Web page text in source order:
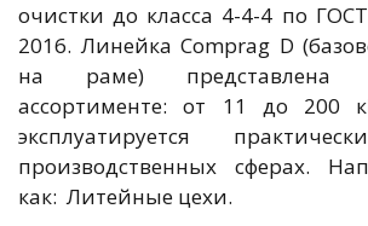
очистки до класса 4-4-4 по
2016. Линейка Comprag D
на раме)
ассортименте: от 11 до 200
эксплуатируется
производственных сферах.
как: Литейные цехи.